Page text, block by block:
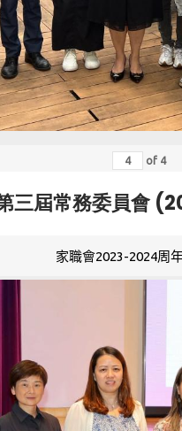
of 4
三屆常務委員會
家職會2023-2024周